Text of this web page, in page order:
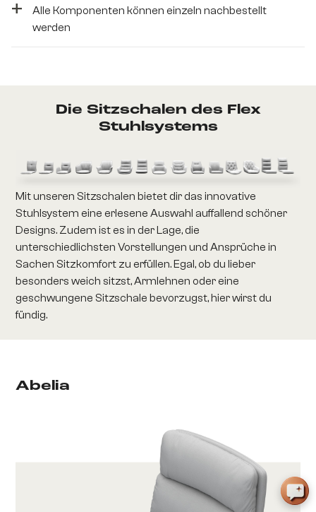
+
Alle Komponenten können einzeln nachbestellt
werden
Die Sitzschalen des Flex
Stuhlsystems
Mit unseren Sitzschalen bietet dir das innovative
Stuhlsystem eine erlesene Auswahl auffallend schöner
Designs. Zudem ist es in der Lage, die
unterschiedlichsten Vorstellungen und Ansprüche in
Sachen Sitzkomfort zu erfüllen. Egal, ob du lieber
besonders weich sitzst, Armlehnen oder eine
geschwungene Sitzschale bevorzugst, hier wirst du
fündig.
Abelia